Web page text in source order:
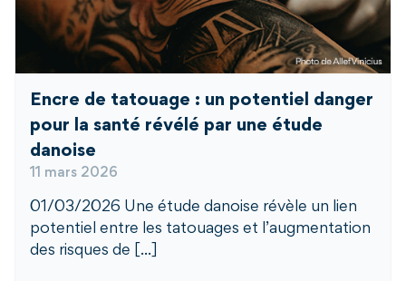
Encre de tatouage : un potentiel danger
pour la santé révélé par une étude
danoise
11 mars 2026
01/03/2026 Une étude danoise révèle un lien
potentiel entre les tatouages et l’augmentation
des risques de [...]